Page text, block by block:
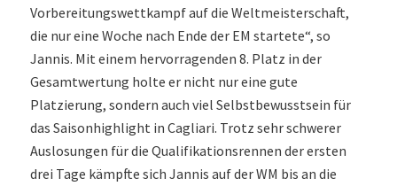
Vorbereitungswettkampf auf die Weltmeisterschaft,
die nur eine Woche nach Ende der EM startete“, so
Jannis. Mit einem hervorragenden 8. Platz in der
Gesamtwertung holte er nicht nur eine gute
Platzierung, sondern auch viel Selbstbewusstsein für
das Saisonhighlight in Cagliari. Trotz sehr schwerer
Auslosungen für die Qualifikationsrennen der ersten
drei Tage kämpfte sich Jannis auf der WM bis an die